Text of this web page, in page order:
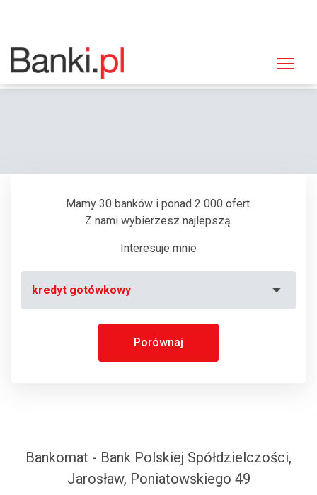
Strona główna
Bankomat Bank Polskiej Spółdzielczości, Jarosław, Poniatowskiego 49
Mamy 30 banków i ponad 2 000 ofert.
Z nami wybierzesz najlepszą.
Interesuje mnie
kredyt gotówkowy
Porównaj
Bankomat - Bank Polskiej Spółdzielczości,
Jarosław, Poniatowskiego 49